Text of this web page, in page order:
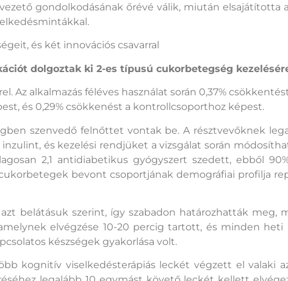
gondolkodásának őrévé válik, miután elsajátította
és két innovációs csavarral
dolgoztak ki 2-es típusú cukorbetegség
Az alkalmazás féléves használat során 0,37%
és 0,29% csökkenést a kontrollcsoporthoz képest.
szenvedő felnőttet vontak be. A résztvevőknek
és kezelési rendjüket a vizsgálat során
2,1 antidiabetikus gyógyszert szedett, ebből
bevont csoportjának demográfiai profilja
belátásuk szerint, így szabadon határozhatták meg,
elvégzése 10-20 percig tartott, és minden heti
készségek gyakorlása volt.
kognitív viselkedésterápiás leckét végzett el valaki az